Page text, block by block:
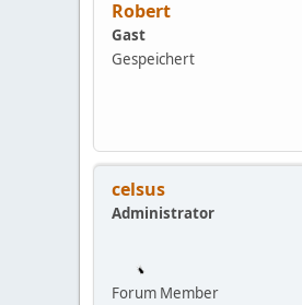
Robert
Gast
Gespeichert
celsus
Administrator
Forum Member